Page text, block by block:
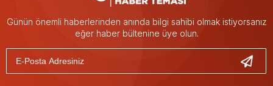
Günün önemli haberlerinden anında bilgi sahibi olmak istiyorsanız
eğer haber bültenine üye olun.